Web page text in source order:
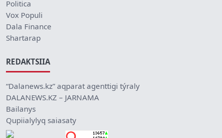
Politica
Vox Populi
Dala Finance
Shartarap
REDAKTSIIA
“Dalanews.kz” aqparat agenttigi týraly
DALANEWS.KZ – JARNAMA
Bailanys
Qupiialylyq saiasaty